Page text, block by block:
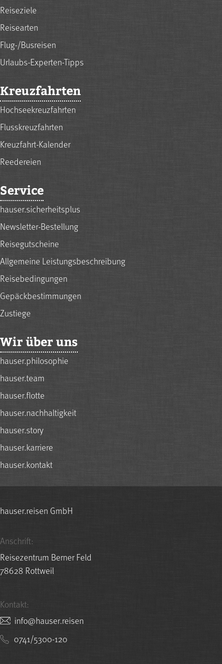
Reiseziele
Reisearten
Flug-/Busreisen
Urlaubs-Experten-Tipps
Kreuzfahrten
Hochseekreuzfahrten
Flusskreuzfahrten
Kreuzfahrt-Kalender
Reedereien
Service
hauser.sicherheitsplus
Newsletter-Bestellung
Reisegutscheine
Allgemeine Leistungsbeschreibung
Reisebedingungen
Gepäckbestimmungen
Zustiege
Wir über uns
hauser.philosophie
hauser.team
hauser.flotte
hauser.nachhaltigkeit
hauser.story
hauser.karriere
hauser.kontakt
hauser.reisen GmbH
Anschrift:
Reisezentrum Berner Feld
78628 Rottweil
Kontakt:
nesier.resuah@ofni
0741/5300-120